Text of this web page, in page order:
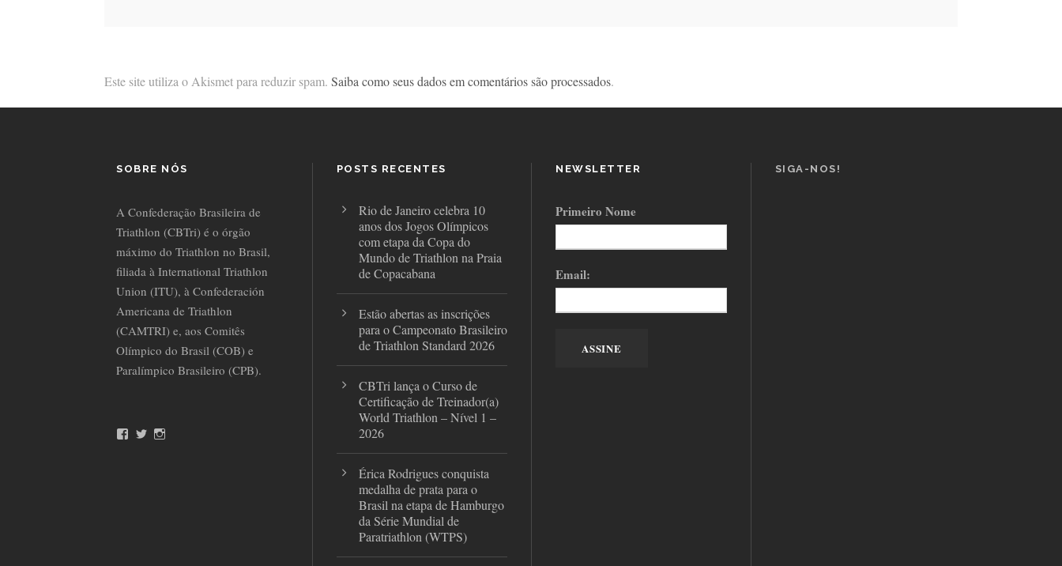
Este site utiliza o Akismet para reduzir spam. Saiba como seus dados em comentários são processados.
SOBRE NÓS
A Confederação Brasileira de
Triathlon (CBTri) é o órgão
máximo do Triathlon no Brasil,
filiada à International Triathlon
Union (ITU), à Confederación
Americana de Triathlon
(CAMTRI) e, aos Comitês
Olímpico do Brasil (COB) e
Paralímpico Brasileiro (CPB).
T
POSTS RECENTES
Rio de Janeiro celebra 10
anos dos Jogos Olímpicos
com etapa da Copa do
Mundo de Triathlon na Praia
de Copacabana
Estão abertas as inscrições
para o Campeonato Brasileiro
de Triathlon Standard 2026
CBTri lança o Curso de
Certificação de Treinador(a)
World Triathlon – Nível 1 –
2026
Érica Rodrigues conquista
medalha de prata para o
Brasil na etapa de Hamburgo
da Série Mundial de
Paratriathlon (WTPS)
NEWSLETTER
Primeiro Nome
Email:
SIGA-NOS!